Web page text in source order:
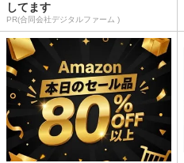
してます
PR(合同会社デジタルファーム )